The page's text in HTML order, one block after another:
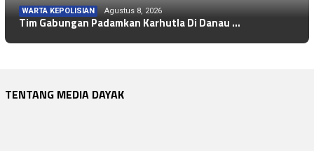
WARTA KEPOLISIAN Agustus 8, 2026
Tim Gabungan Padamkan Karhutla Di Danau …
TENTANG MEDIA DAYAK